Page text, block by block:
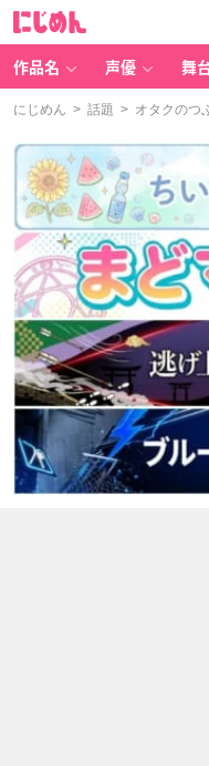
作品名 声優 舞
にじめん > 話題 > オタクのつ